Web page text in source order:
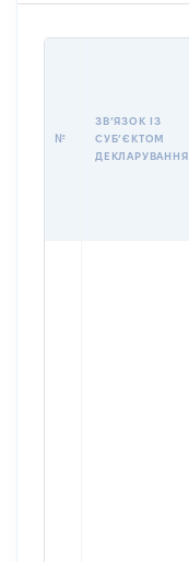
№
ЗВʼЯЗОК ІЗ
СУБʼЄКТОМ
ДЕКЛАРУВАННЯ